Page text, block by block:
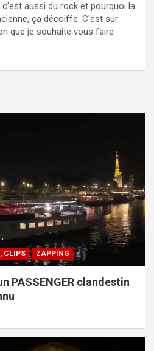
aussi du rock et pourquoi la
ça décoiffe. C'est sur
que je souhaite vous faire
CLIPS ZAPPING
PASSENGER clandestin